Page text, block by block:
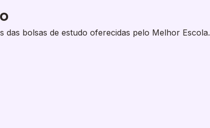
das bolsas de estudo oferecidas pelo Melhor Escola.